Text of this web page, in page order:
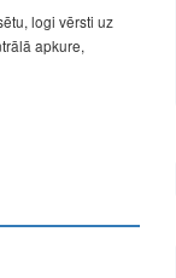
logi vērsti uz
apkure,